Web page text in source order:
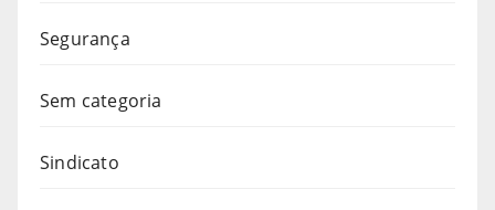
Segurança
Sem categoria
Sindicato